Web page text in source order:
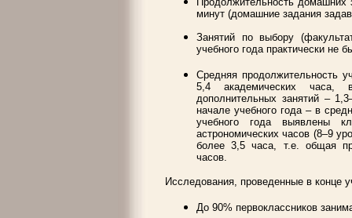
минут (домашние задания
Занятий по выбору
учебного года практически не
Средняя продолжительность
5,4 академических
дополнительных занятий –
начале учебного года – в
учебного года выявлены
астрономических часов (8–9
более 3,5 часа, т.е. общая
часов.
Исследования, проведенные в конце
До 90% первоклассников